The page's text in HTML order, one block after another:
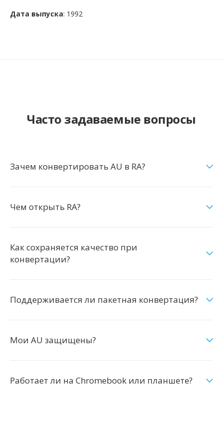
Дата выпуска: 1992
Часто задаваемые вопросы
Зачем конвертировать AU в RA?
Чем открыть RA?
Как сохраняется качество при
конвертации?
Поддерживается ли пакетная конвертация?
Мои AU защищены?
Работает ли на Chromebook или планшете?